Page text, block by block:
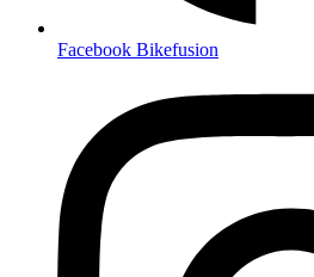
Facebook Bikefusion